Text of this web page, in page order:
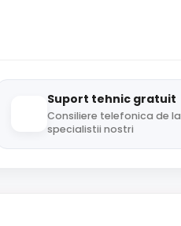
Suport tehnic gratuit
Consiliere telefonica de la
specialistii nostri